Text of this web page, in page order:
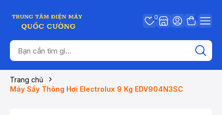
0
Trang chủ
Máy Sấy Thông Hơi Electrolux 9 Kg EDV904N3SC